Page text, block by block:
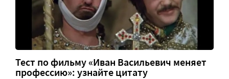
Тест по фильму «Иван Васильевич меняет
профессию»: узнайте цитату